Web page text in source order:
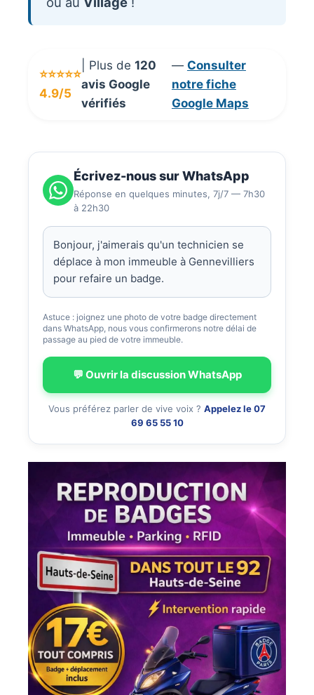
⭐⭐⭐⭐⭐
4.9/5
| Plus de 120
avis Google
vérifiés
— Consulter
notre fiche
Google Maps
Écrivez-nous sur WhatsApp
Réponse en quelques minutes, 7j/7 — 7h30
à 22h30
Astuce : joignez une photo de votre badge directement
dans WhatsApp, nous vous confirmerons notre délai de
passage au pied de votre immeuble.
💬 Ouvrir la discussion WhatsApp
Vous préférez parler de vive voix ? Appelez le 07
69 65 55 10